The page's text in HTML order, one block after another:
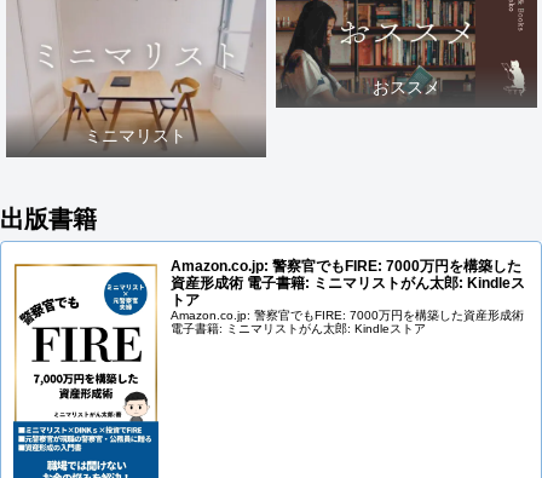
ミニマリスト
おススメ
出版書籍
Amazon.co.jp: 警察官でもFIRE: 7000万円を構築した
資産形成術 電子書籍: ミニマリストがん太郎: Kindleス
トア
Amazon.co.jp: 警察官でもFIRE: 7000万円を構築した資産形成術
電子書籍: ミニマリストがん太郎: Kindleストア